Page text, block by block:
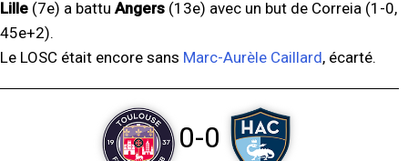
Lille (7e) a battu Angers (13e) avec un but de Correia (1-0,
45e+2).
Le LOSC était encore sans Marc-Aurèle Caillard, écarté.
0-0